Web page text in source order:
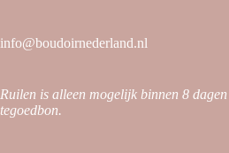
info@boudoirnederland.nl
Ruilen is alleen mogelijk binnen 8 dagen
tegoedbon.